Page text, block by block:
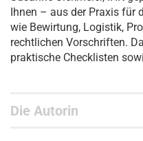
Ihnen – aus der Praxis für
wie Bewirtung, Logistik,
rechtlichen Vorschriften.
praktische Checklisten
Die Autorin